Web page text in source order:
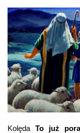
Kolęda To już